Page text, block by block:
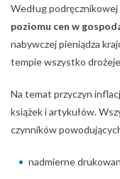
Według
poziomu cen w
nabywczej pieniądza
tempie wszystko
Na temat przyczyn
książek i artykułów.
czynników
nadmierne